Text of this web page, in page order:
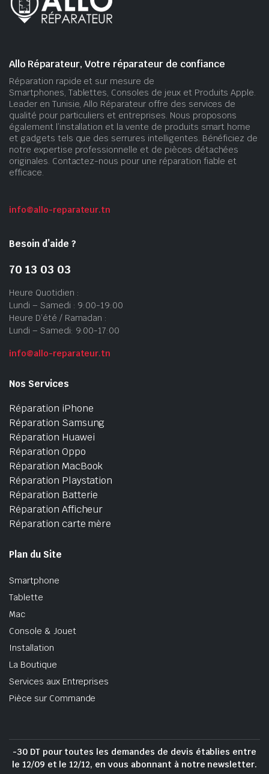
Allo Réparateur, Votre réparateur de confiance
Réparation rapide et sur mesure de
Smartphones, Tablettes, Consoles de jeux et Produits Apple.
Leader en Tunisie, Allo Réparateur offre des services de
qualité pour particuliers et entreprises. Nous proposons
également l’installation et la vente de produits smart home
et gadgets tels que des serrures intelligentes. Bénéficiez de
notre expertise professionnelle et de pièces détachées
originales. Contactez-nous pour une réparation fiable et
efficace.
info@allo-reparateur.tn
Besoin d’aide ?
70 13 03 03
Heure Quotidien :
Lundi – Samedi : 9:00-19:00
Heure D’été / Ramadan :
Lundi – Samedi: 9:00-17:00
info@allo-reparateur.tn
Nos Services
Réparation iPhone
Réparation Samsung
Réparation Huawei
Réparation Oppo
Réparation MacBook
Réparation Playstation
Réparation Batterie
Réparation Afficheur
Réparation carte mère
Plan du Site
Smartphone
Tablette
Mac
Console & Jouet
Installation
La Boutique
Services aux Entreprises
Pièce sur Commande
-30 DT pour toutes les demandes de devis établies entre
le 12/09 et le 12/12, en vous abonnant à notre newsletter.